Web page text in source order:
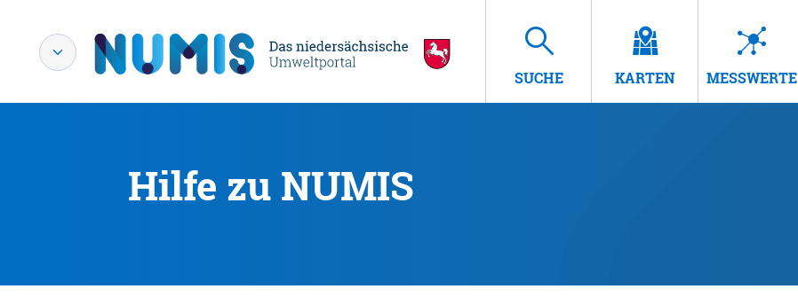
SUCHE KARTEN MESSWERTE
Hilfe zu NUMIS